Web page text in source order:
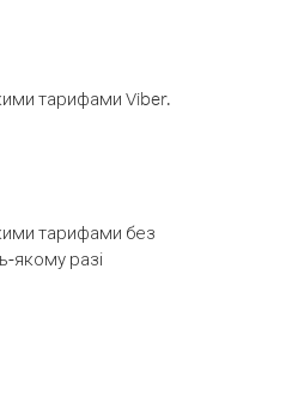
тарифами Viber.
тарифами без
якому разі